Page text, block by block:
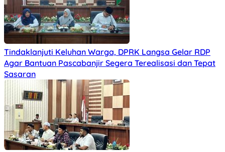
Tindaklanjuti Keluhan Warga, DPRK Langsa Gelar RDP
Agar Bantuan Pascabanjir Segera Terealisasi dan Tepat
Sasaran